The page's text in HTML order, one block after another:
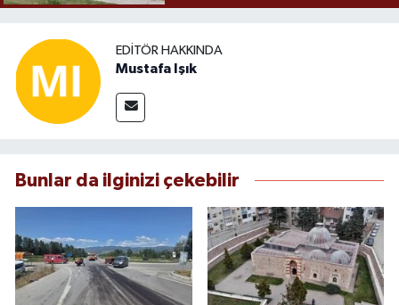
EDITÖR HAKKINDA
Mustafa Işık
Bunlar da ilginizi çekebilir